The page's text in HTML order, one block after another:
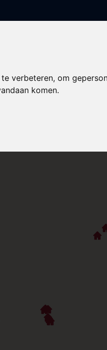
verbeteren, om
komen.